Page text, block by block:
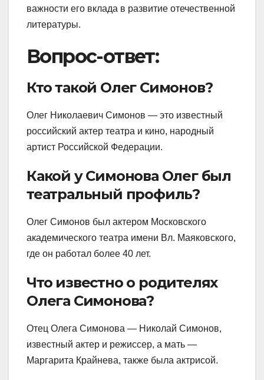
важности его вклада в развитие отечественной
литературы.
Вопрос-ответ:
Кто такой Олег Симонов?
Олег Николаевич Симонов — это известный
российский актер театра и кино, народный
артист Российской Федерации.
Какой у Симонова Олег был
театральный профиль?
Олег Симонов был актером Московского
академического театра имени Вл. Маяковского,
где он работал более 40 лет.
Что известно о родителях
Олега Симонова?
Отец Олега Симонова — Николай Симонов,
известный актер и режиссер, а мать —
Маргарита Крайнева, также была актрисой.